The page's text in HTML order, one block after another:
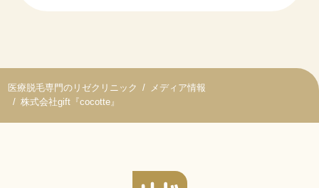
医療脱毛専門のリゼクリニック
メディア情報
株式会社gift『cocotte』